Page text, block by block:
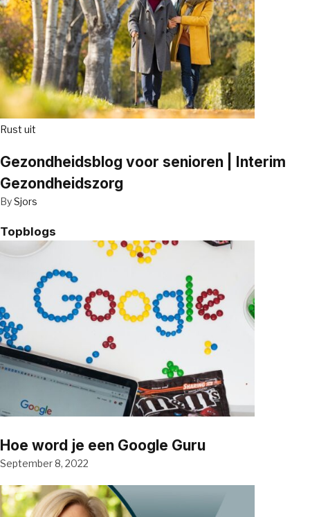
Rust uit
Gezondheidsblog voor senioren | Interim
Gezondheidszorg
BySjors
Topblogs
Hoe word je een Google Guru
September 8, 2022